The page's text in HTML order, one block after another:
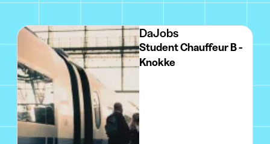
DaJobs
Student Chauffeur B -
Knokke